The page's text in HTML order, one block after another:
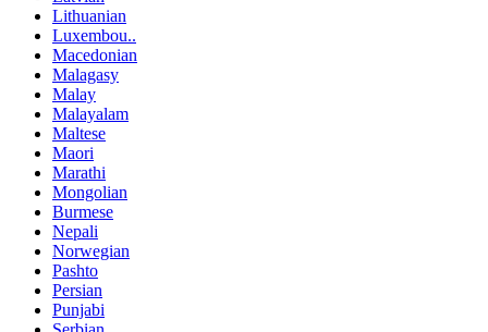
Lithuanian
Luxembou..
Macedonian
Malagasy
Malay
Malayalam
Maltese
Maori
Marathi
Mongolian
Burmese
Nepali
Norwegian
Pashto
Persian
Punjabi